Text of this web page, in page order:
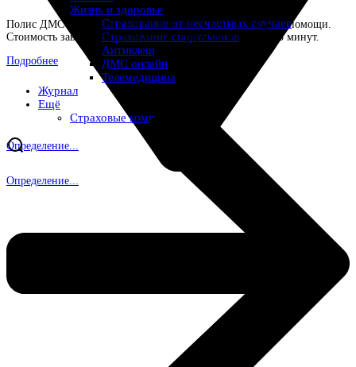
Определение...
Определение...
Жизнь и здоровье
Страхование от несчастных случаев
Страхование спортсменов
Антиклещ
ДМС онлайн
Телемедицина
Журнал
Ещё
Страховые компании
Полис ДМС — доступ к частным клиникам и экстренной помощи.
Стоимость зависит от программы. Оформите онлайн за 5 минут.
Подробнее